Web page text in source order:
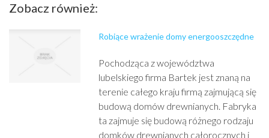
Zobacz również:
Robiące wrażenie domy energooszczędne
Pochodząca z województwa
lubelskiego firma Bartek jest znaną na
terenie całego kraju firmą zajmującą się
budową domów drewnianych. Fabryka
ta zajmuje się budową różnego rodzaju
domków drewnianych całorocznych i